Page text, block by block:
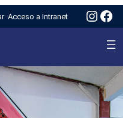
Acceso a Intranet